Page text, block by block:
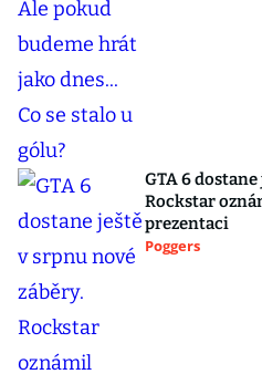
GTA 6
Rockstar
prezentaci
Poggers